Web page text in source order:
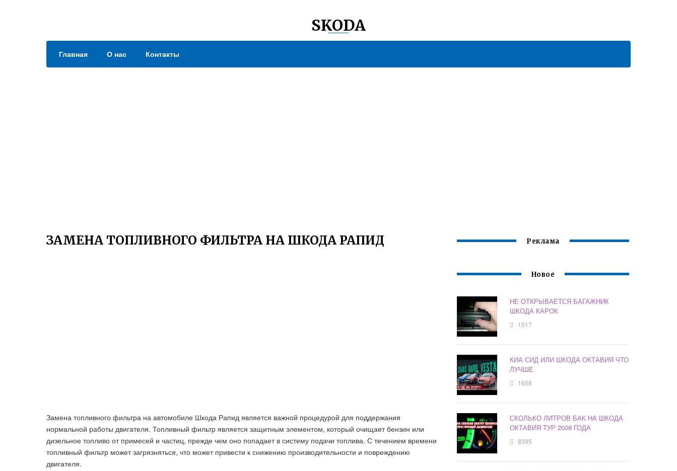
SKODA
Главная О нас Контакты
ЗАМЕНА ТОПЛИВНОГО ФИЛЬТРА НА ШКОДА РАПИД
Замена топливного фильтра на автомобиле Шкода Рапид является важной процедурой для поддержания
нормальной работы двигателя. Топливный фильтр является защитным элементом, который очищает бензин или
дизельное топливо от примесей и частиц, прежде чем оно попадает в систему подачи топлива. С течением времени
топливный фильтр может загрязняться, что может привести к снижению производительности и повреждению
двигателя.
Реклама
Новое
НЕ ОТКРЫВАЕТСЯ БАГАЖНИК
ШКОДА КАРОК
1517
КИА СИД ИЛИ ШКОДА ОКТАВИЯ ЧТО
ЛУЧШЕ
1658
СКОЛЬКО ЛИТРОВ БАК НА ШКОДА
ОКТАВИЯ ТУР 2008 ГОДА
8395